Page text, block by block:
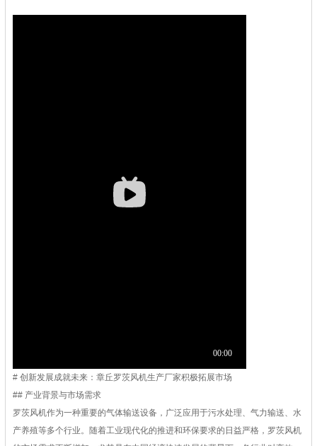
# 创新发展成就未来：章丘罗茨风机生产厂家积极拓展市场
## 产业背景与市场需求
罗茨风机作为一种重要的气体输送设备，广泛应用于污水处理、气力输送、水
产养殖等多个行业。随着工业现代化的推进和环保要求的日益严格，罗茨风机